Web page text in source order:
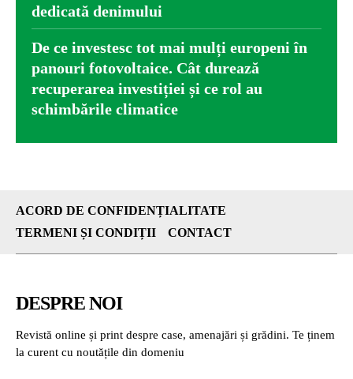
dedicată denimului
De ce investesc tot mai mulți europeni în
panouri fotovoltaice. Cât durează
recuperarea investiției și ce rol au
schimbările climatice
ACORD DE CONFIDENȚIALITATE
TERMENI ȘI CONDIȚII
CONTACT
DESPRE NOI
Revistă online și print despre case, amenajări și grădini. Te ținem
la curent cu noutățile din domeniu